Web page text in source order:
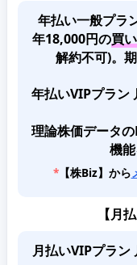
年払い一般プラ
年18,000円の買
解約不可)。
年払いVIPプラン
理論株価データ
機
*【株Biz】から
【月
月払いVIPプラン